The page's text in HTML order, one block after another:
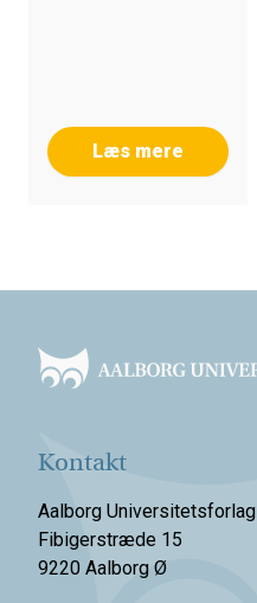
Læs mere
Kontakt
Aalborg Universitetsforlag
Fibigerstræde 15
9220 Aalborg Ø